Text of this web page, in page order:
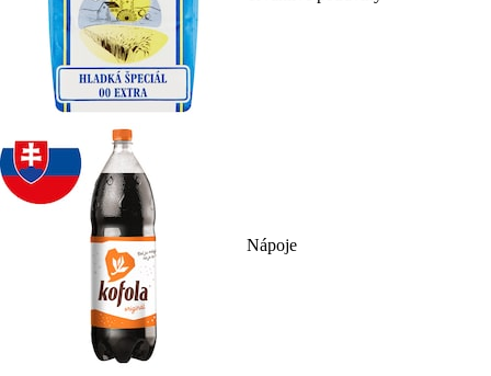
Nápoje